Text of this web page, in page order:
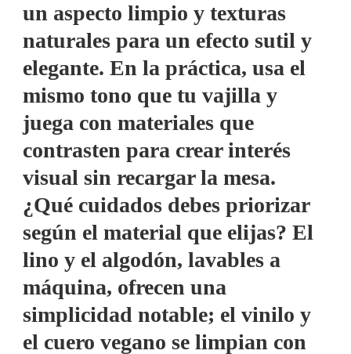
un aspecto limpio y texturas
naturales para un efecto sutil y
elegante. En la práctica, usa el
mismo tono que tu vajilla y
juega con materiales que
contrasten para crear interés
visual sin recargar la mesa.
¿Qué cuidados debes priorizar
según el material que elijas? El
lino y el algodón, lavables a
máquina, ofrecen una
simplicidad notable; el vinilo y
el cuero vegano se limpian con